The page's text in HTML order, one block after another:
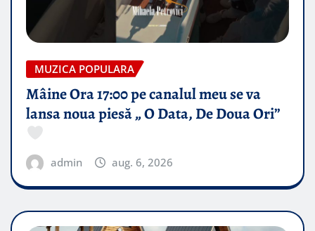
MUZICA POPULARA
Mâine Ora 17:00 pe canalul meu se va
lansa noua piesă „ O Data, De Doua Ori”
admin aug. 6, 2026